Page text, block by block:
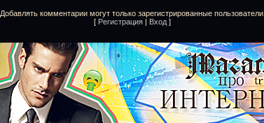
Добавлять комментарии могут только зарегистрированные пользователи.
[ Регистрация | Вход ]